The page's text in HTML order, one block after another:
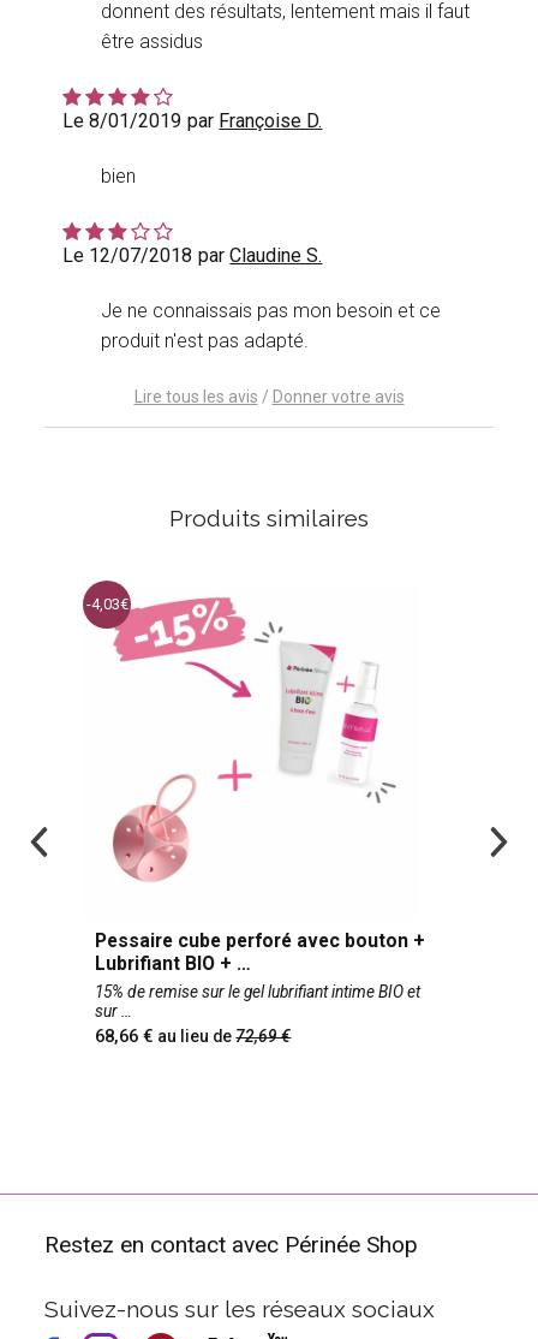
donnent des résultats, lentement mais il faut
être assidus
Le 8/01/2019 par Françoise D.
bien
Le 12/07/2018 parClaudine S.
Je ne connaissais pas mon besoin et ce
produit n'est pas adapté.
Lire tous les avis / Donner votre avis
Produits similaires
-4,03
Pessaire cube perforé avec bouton +
Lubrifiant BIO +
15% de remise sur le gel lubrifiant intime BIO et
sur
68,66 au lieu de72,69
Restez en contact avec Périnée Shop
Suivez-nous sur les réseaux sociaux